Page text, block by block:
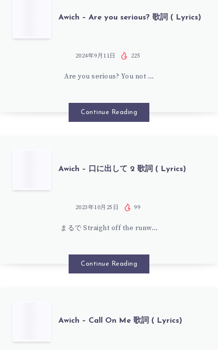
TWIN
FATES
AWICH
–
YOU
SERIOUS?
(
LYRICS)
Awich – Are you serious? 歌詞 ( Lyrics)
2024年9月11日 225
Are you serious? You not …
Continue Reading
AWICH
–
2
Awich – 口に出して 2 歌詞 ( Lyrics)
2023年10月25日 99
まるで Straight off the runw…
Continue Reading
AWICH
–
Awich – Call On Me 歌詞 ( Lyrics)